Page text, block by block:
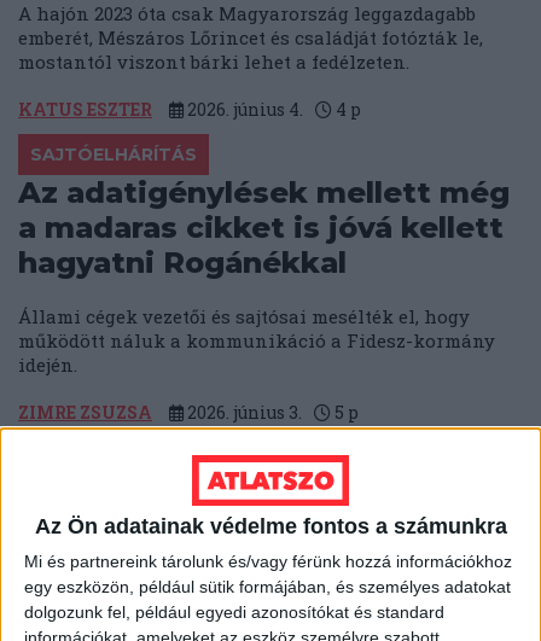
Az Ön adatainak védelme fontos a számunkra
Mi és partnereink tárolunk és/vagy férünk hozzá információkhoz
egy eszközön, például sütik formájában, és személyes adatokat
dolgozunk fel, például egyedi azonosítókat és standard
A hajón 2023 óta csak Magyarország leggazdagabb
emberét, Mészáros Lőrincet és családját fotózták le,
mostantól viszont bárki lehet a fedélzeten.
KATUS ESZTER 2026. június 4. 4 p
SAJTÓELHÁRÍTÁS
Az adatigénylések mellett még
a madaras cikket is jóvá kellett
hagyatni Rogánékkal
Állami cégek vezetői és sajtósai mesélték el, hogy
működött náluk a kommunikáció a Fidesz-kormány
idején.
ZIMRE ZSUZSA 2026. június 3. 5 p
A TASZ, a 24.hu, a 444, a WMN
és a Nők Lapja Café újságírói
kapták idén a Szegénységről
méltósággal sajtódíjat